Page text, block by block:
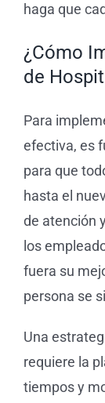
haga que
¿Cómo
de
Para
efectiva, es
para que
hasta el
de atención
los
fuera su
persona se
Una
requiere la
tiempos y